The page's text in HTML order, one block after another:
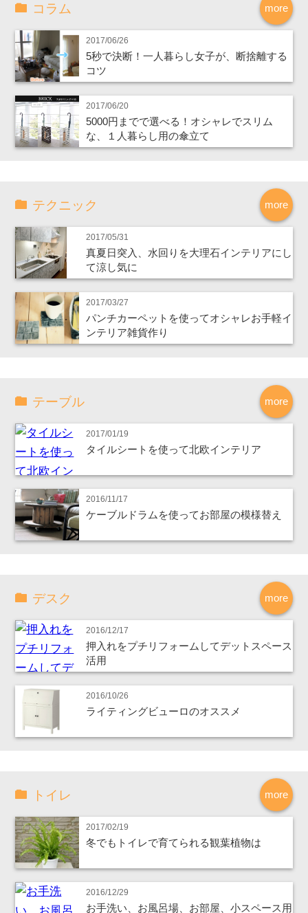
more
コラム
2017/06/26
5秒で決断！一人暮らし女子が、断捨離する
コツ
2017/06/20
5000円までで選べる！オシャレでスリム
な、１人暮らし用の傘立て
more
テクニック
2017/05/31
真夏日突入、水回りを大理石インテリアにし
て涼し気に
2017/03/27
パンチカーペットを使ってオシャレお手軽イ
ンテリア雑貨作り
more
テーブル
2017/01/19
タイルシートを使って北欧インテリア
2016/11/17
ケーブルドラムを使ってお部屋の模様替え
more
デスク
2016/12/17
押入れをプチリフォームしてデットスペース
活用
2016/10/26
ライティングビューロのオススメ
more
トイレ
2017/02/19
冬でもトイレで育てられる観葉植物は
2016/12/29
お手洗い、お風呂場、お部屋、小スペース用